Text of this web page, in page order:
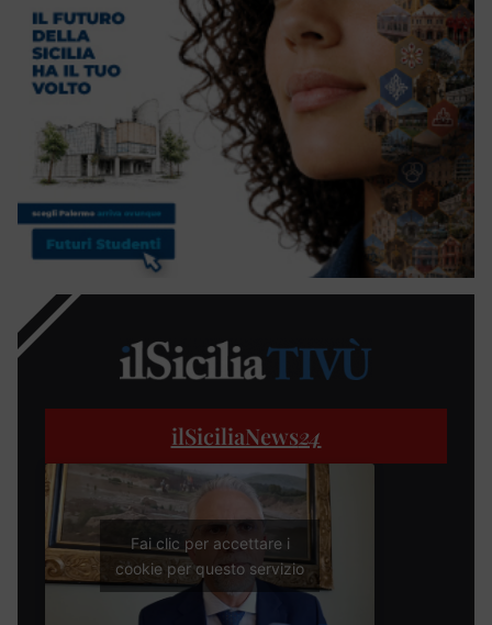
ilSiciliaNews24
Fai clic per accettare i
cookie per questo servizio